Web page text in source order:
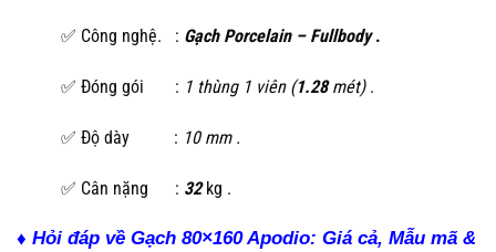
✅ Công nghệ. : Gạch Porcelain – Fullbody.
✅ Đóng gói : 1 thùng 1 viên (1.28mét).
✅ Độ dày : 10 mm .
✅ Cân nặng : 32 kg .
♦ Hỏi đáp về Gạch 80×160 Apodio: Giá cả, Mẫu mã &